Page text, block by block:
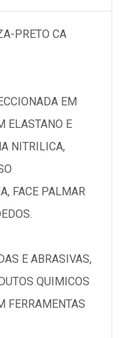
PRETO CA
EM
ELASTANO E
NITRILICA,
FACE PALMAR
E ABRASIVAS,
QUIMICOS
FERRAMENTAS